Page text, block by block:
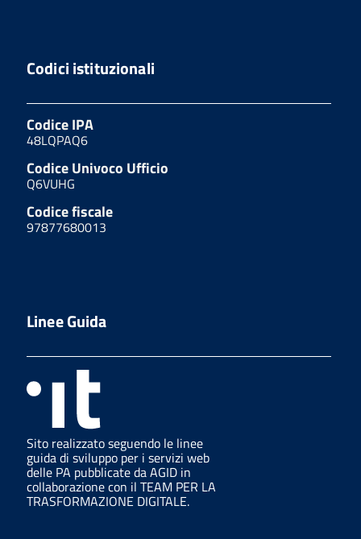
Codici istituzionali
Codice IPA
48LQPAQ6
Codice Univoco Ufficio
Q6VUHG
Codice fiscale
97877680013
Linee Guida
Sito realizzato seguendo le linee
guida di sviluppo per i servizi web
delle PA pubblicate da AGID in
collaborazione con il TEAM PER LA
TRASFORMAZIONE DIGITALE.